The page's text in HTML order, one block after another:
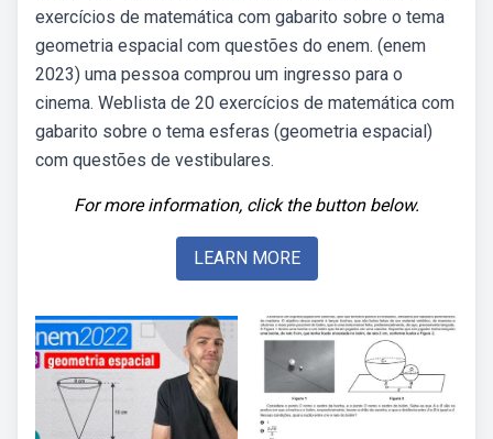
exercícios de matemática com gabarito sobre o tema
geometria espacial com questões do enem. (enem
2023) uma pessoa comprou um ingresso para o
cinema. Weblista de 20 exercícios de matemática com
gabarito sobre o tema esferas (geometria espacial)
com questões de vestibulares.
For more information, click the button below.
LEARN MORE